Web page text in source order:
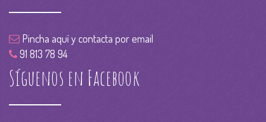
Pincha aquí y contacta por email
91 813 78 94
Síguenos en Facebook